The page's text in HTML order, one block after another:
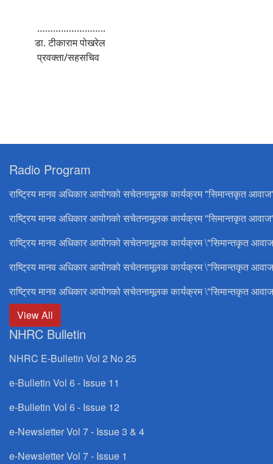
……………………..
डा. टीकाराम पोखरेल
प्रवक्ता/सहसचिव
Radio Program
राष्ट्रिय मानव अधिकार आयोगको सचेतनामूलक कार्यक्रम "सिमान्तकृत
राष्ट्रिय मानव अधिकार आयोगको सचेतनामूलक कार्यक्रम "सिमान्तकृत
राष्ट्रिय मानव अधिकार आयोगको सचेतनामूलक कार्यक्रम \"सिमान्तकृत
राष्ट्रिय मानव अधिकार आयोगको सचेतनामूलक कार्यक्रम \"सिमान्तकृत
राष्ट्रिय मानव अधिकार आयोगको सचेतनामूलक कार्यक्रम \"सिमान्तकृत
View All
NHRC Bulletin
NHRC E-Bulletin Vol 2 No 25
e-Bulletin Vol 6 - Issue 11
e-Bulletin Vol 6 - Issue 12
e-Newsletter Vol 7 - Issue 3 & 4
e-Newsletter Vol 7 - Issue 1